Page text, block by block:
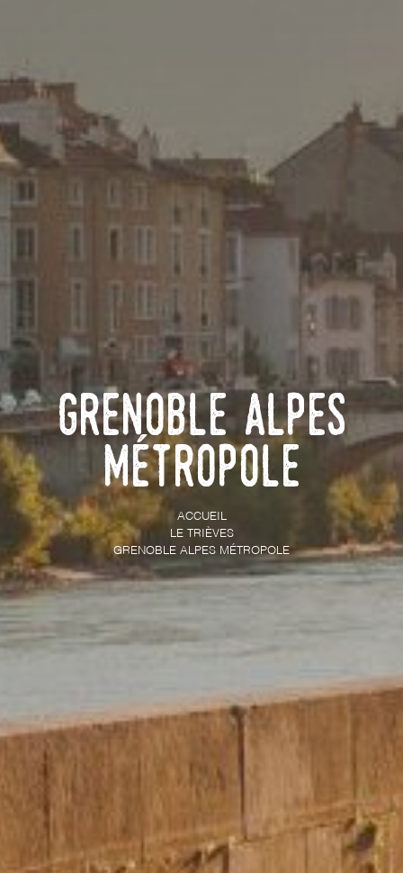
Grenoble Alpes
Métropole
ACCUEIL
LE TRIÈVES
GRENOBLE ALPES MÉTROPOLE